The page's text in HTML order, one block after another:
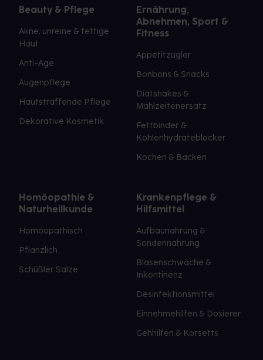
Beauty & Pflege
Akne, unreine & fettige
Haut
Anti-Age
Augenpflege
Hautstraffende Pflege
Dekorative Kosmetik
Ernährung,
Abnehmen, Sport &
Fitness
Appetitzügler
Bonbons & Snacks
Diätshakes &
Mahlzeitenersatz
Fettbinder &
Kohlenhydrateblocker
Kochen & Backen
Homöopathie &
Naturheilkunde
Homöopathisch
Pflanzlich
Schüßler Salze
Krankenpflege &
Hilfsmittel
Aufbaunahrung &
Sondennahrung
Blasenschwäche &
Inkontinenz
Desinfektionsmittel
Einnehmehilfen & Dosierer
Gehhilfen & Korsetts